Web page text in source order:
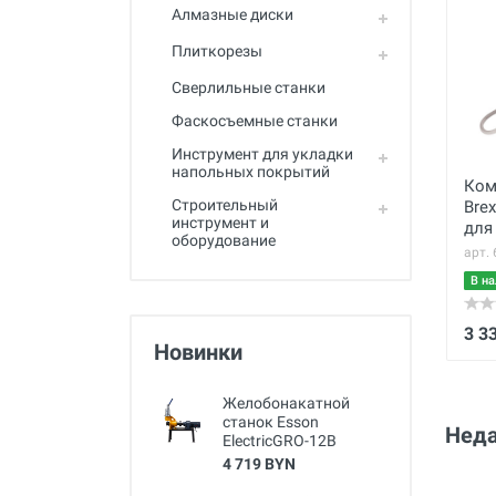
Алмазные диски
Плиткорезы
Сверлильные станки
Фаскосъемные станки
Инструмент для укладки
напольных покрытий
Строительный
инструмент и
оборудование
Новинки
Желобонакатной
станок Esson
ElectricGRO-12B
4 719 BYN
арт.
В
3